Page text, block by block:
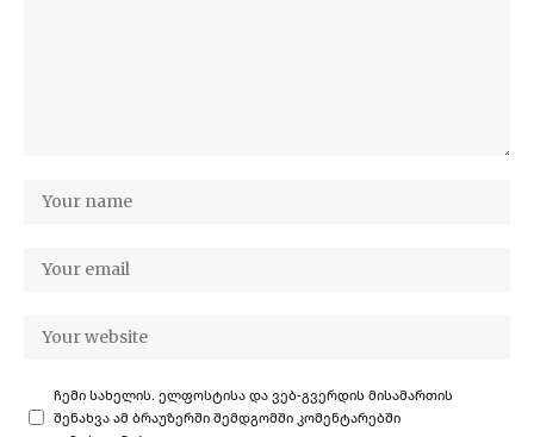
ჩემი სახელის. ელფოსტისა და ვებ-გვერდის მისამართის
შენახვა ამ ბრაუზერში შემდგომში კომენტარებში